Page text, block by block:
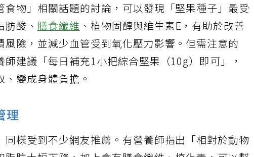
物」相關話題的討論，可以發現「堅果種子」最受
肪酸、膳食纖維 、植物固醇與維生素E，有助於改善
險，並減少血管受到氧化壓力影響。但需注意的
建議「每日補充1小把綜合堅果（10g）即可」，
變成身體負擔。
理
樣受到不少網友推薦。有營養師指出「相對於動物